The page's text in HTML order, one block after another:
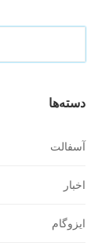
دسته‌ها
آسفالت
اخبار
ایزوگام